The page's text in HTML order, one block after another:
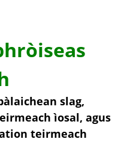
slag,
ìosal, agus
teirmeach